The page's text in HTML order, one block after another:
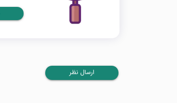
ارسال نظر